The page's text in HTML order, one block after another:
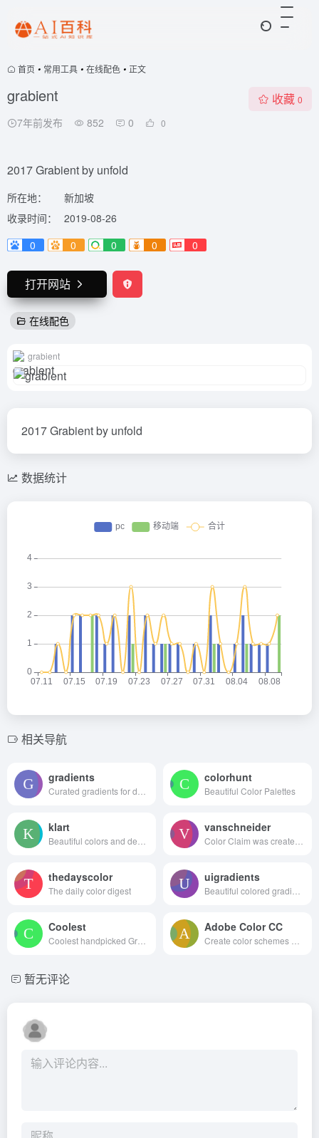
首页 • 常用工具 • 在线配色 • 正文
grabient
7年前发布 852 0 0
收藏 0
2017 Grabient by unfold
所在地：
新加坡
收录时间：
2019-08-26
0
0 0 0 0
打开网站
在线配色
grabient
2017 Grabient by unfold
数据统计
相关导航
gradients colorhunt
Beautiful Color Palettes
klart vanschneider
thedayscolor
The daily color digest
uigradients
Coolest Adobe Color CC
暂无评论